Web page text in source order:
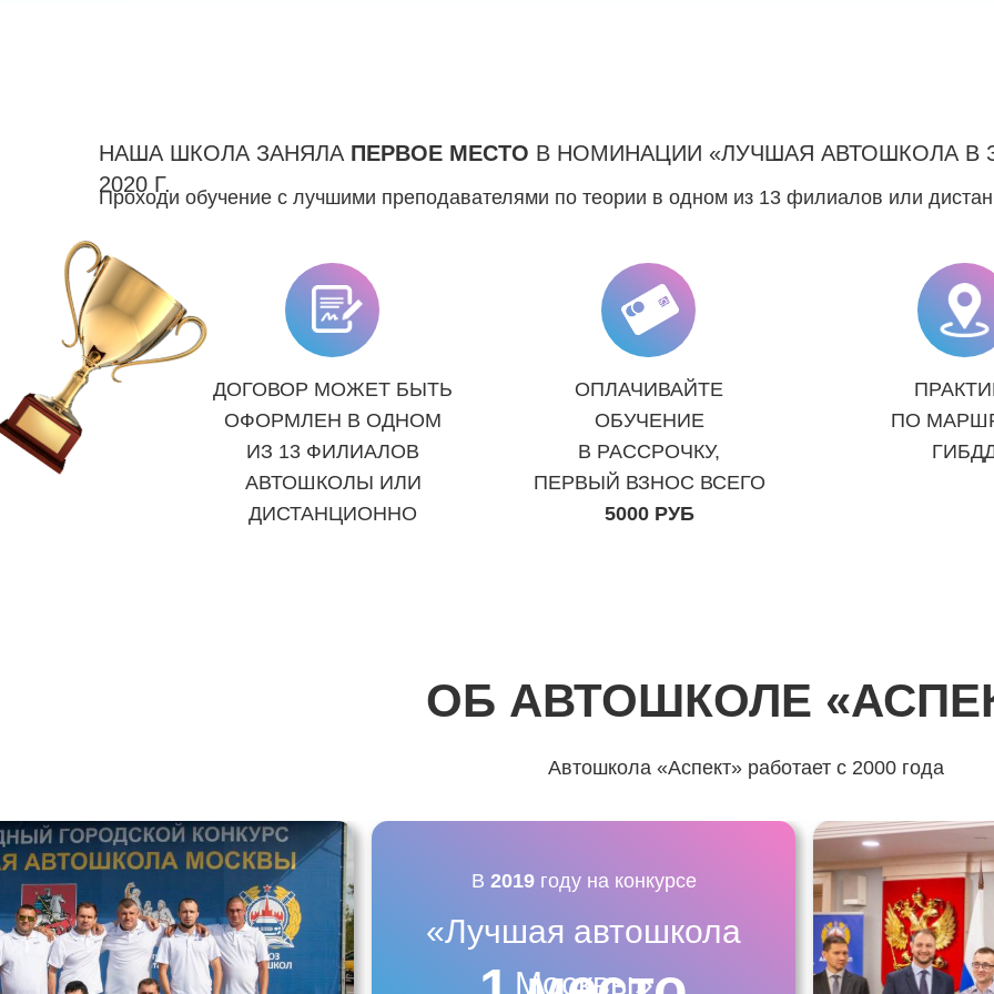
Проходи обучение с лучшими преподавателями по теории в одном из 13 филиалов или
ДОГОВОР МОЖЕТ БЫТЬ
ОФОРМЛЕН В ОДНОМ
ИЗ 13 ФИЛИАЛОВ
АВТОШКОЛЫ ИЛИ
ДИСТАНЦИОННО
ПО
ОПЛАЧИВАЙТЕ
ОБУЧЕНИЕ
В РАССРОЧКУ,
ПЕРВЫЙ ВЗНОС ВСЕГО
5000 РУБ
НАША ШКОЛА ЗАНЯЛА ПЕРВОЕ МЕСТО В НОМИНАЦИИ «ЛУЧШАЯ АВТОШКОЛА В
2020 Г.
ОБ АВТОШКОЛЕ
Автошкола «Аспект» работает с 2000 года
В 2019году на конкурсе
«Лучшая автошкола
Москвы»